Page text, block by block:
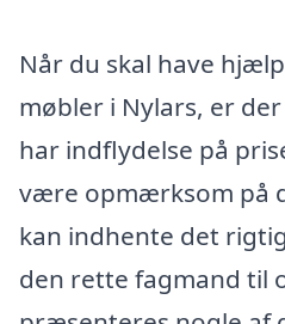
Når du skal have
møbler i Nylars, er
har indflydelse på
være opmærksom på
kan indhente det
den rette fagmand til